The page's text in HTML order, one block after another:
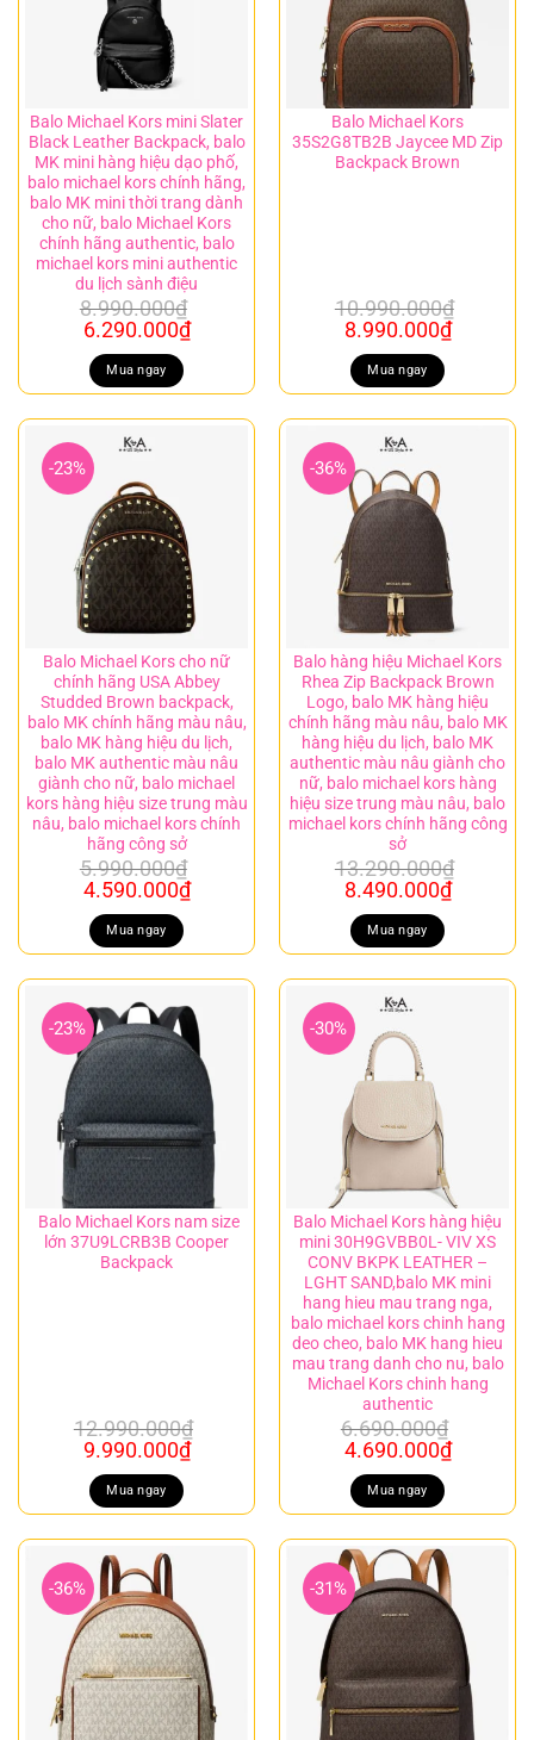
Balo Michael Kors mini Slater
Black Leather Backpack, balo
MK mini hàng hiệu dạo phố,
balo michael kors chính hãng,
balo MK mini thời trang dành
cho nữ, balo Michael Kors
chính hãng authentic, balo
michael kors mini authentic
du lịch sành điệu
8.990.000₫
Giá
gốc
là:
8.990.000₫.
6.290.000₫Giá
là:
6.290.000₫.
Mua ngay
Balo Michael Kors
35S2G8TB2B Jaycee MD Zip
Backpack Brown
10.990.000₫
Giá
gốc
là:
10.990.000₫.
8.990.000₫Giá
là:
Mua ngay
-23%
Balo Michael Kors cho nữ
chính hãng USA Abbey
Studded Brown backpack,
balo MK chính hãng màu nâu,
balo MK hàng hiệu du lịch,
balo MK authentic màu nâu
giành cho nữ, balo michael
kors hàng hiệu size trung màu
nâu, balo michael kors chính
hãng công sở
5.990.000₫
Giá
gốc
là:
5.990.000₫.
4.590.000₫Giá
là:
4.590.000₫.
Mua ngay
-36%
Balo hàng hiệu Michael Kors
Rhea Zip Backpack Brown
Logo, balo MK hàng hiệu
chính hãng màu nâu, balo MK
hàng hiệu du lịch, balo MK
authentic màu nâu giành cho
nữ, balo michael kors hàng
hiệu size trung màu nâu, balo
michael kors chính hãng công
sở
13.290.000₫
Giá
gốc
là:
13.290.000₫.
8.490.000₫Giá
là:
Mua ngay
-23%
Balo Michael Kors nam size
lớn 37U9LCRB3B Cooper
Backpack
12.990.000₫
Giá
gốc
là:
12.990.000₫.
9.990.000₫Giá
là:
9.990.000₫.
Mua ngay
-30%
Balo Michael Kors hàng hiệu
mini 30H9GVBB0L- VIV XS
CONV BKPK LEATHER –
LGHT SAND,balo MK mini
hang hieu mau trang nga,
balo michael kors chinh hang
deo cheo, balo MK hang hieu
mau trang danh cho nu, balo
Michael Kors chinh hang
authentic
6.690.000₫
Giá
gốc
là:
6.690.000₫.
4.690.000₫Giá
là:
Mua ngay
-36% -31%